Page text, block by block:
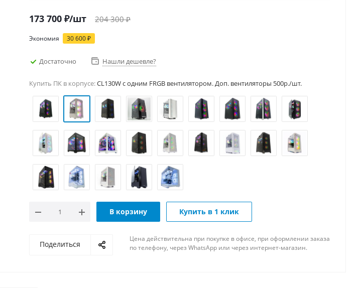
173 700 ₽/шт 204 300₽
Экономия 30 600₽
Достаточно Нашли дешевле?
Купить ПК в корпусе:CL130W c одним FRGB вентилятором. Доп. вентиляторы 500р./шт.
В корзину Купить в 1 клик
Поделиться
Цена действительна при покупке в офисе, при оформлении заказа
по телефону, через WhatsApp или через интернет-магазин.